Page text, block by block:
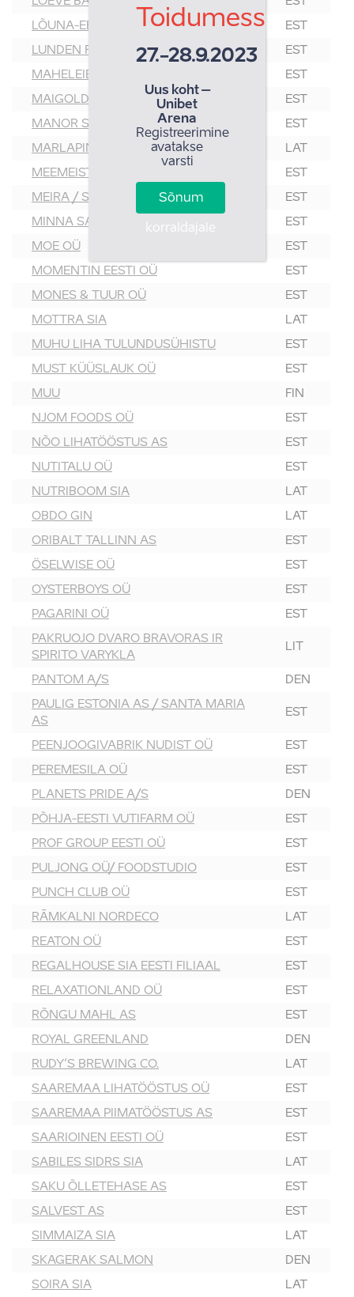
LÕUNA-EESTI MESI OÜ EST
LUNDEN FOOD OÜ EST
MAHELEIB OÜ EST
MAIGOLD GRUPP OÜ EST
MANOR SPIRITS OÜ EST
MARLAPINI LAT
MEEMEISTRID OÜ EST
MEIRA / SEGAFREDO BALTICS EST
MINNA SAHVER OÜ EST
MOE OÜ EST
MOMENTIN EESTI OÜ EST
MONES & TUUR OÜ EST
MOTTRA SIA LAT
MUHU LIHA TULUNDUSÜHISTU EST
MUST KÜÜSLAUK OÜ EST
MUU FIN
NJOM FOODS OÜ EST
NÕO LIHATÖÖSTUS AS EST
NUTITALU OÜ EST
NUTRIBOOM SIA LAT
OBDO GIN LAT
ORIBALT TALLINN AS EST
ÖSELWISE OÜ EST
OYSTERBOYS OÜ EST
PAGARINI OÜ EST
PAKRUOJO DVARO BRAVORAS IR
SPIRITO VARYKLA
LIT
PANTOM A/S DEN
PAULIG ESTONIA AS / SANTA MARIA
AS
EST
PEENJOOGIVABRIK NUDIST OÜ EST
PEREMESILA OÜ EST
PLANETS PRIDE A/S DEN
PÕHJA-EESTI VUTIFARM OÜ EST
PROF GROUP EESTI OÜ EST
PULJONG OÜ/ FOODSTUDIO EST
PUNCH CLUB OÜ EST
RĀMKALNI NORDECO LAT
REATON OÜ EST
REGALHOUSE SIA EESTI FILIAAL EST
RELAXATIONLAND OÜ EST
RÕNGU MAHL AS EST
ROYAL GREENLAND DEN
RUDY’S BREWING CO. LAT
SAAREMAA LIHATÖÖSTUS OÜ EST
SAAREMAA PIIMATÖÖSTUS AS EST
SAARIOINEN EESTI OÜ EST
SABILES SIDRS SIA LAT
SAKU ÕLLETEHASE AS EST
SALVEST AS EST
SIMMAIZA SIA LAT
SKAGERAK SALMON DEN
SOIRA SIA LAT
Toidumess
27.-28.9.2023
Uus koht –
Unibet
Arena
Registreerimine
avatakse
varsti
Sõnum
korraldajale